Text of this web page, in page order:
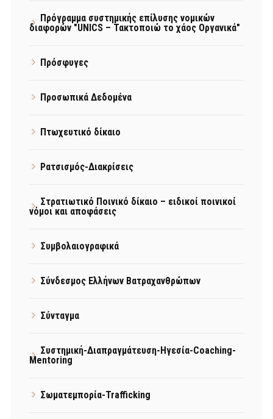
Πρόγραμμα συστημικής επίλυσης νομικών
διαφορών "UNICS – Τακτοποιώ το χάος Οργανικά"
Πρόσφυγες
Προσωπικά Δεδομένα
Πτωχευτικό δίκαιο
Ρατσισμός-Διακρίσεις
Στρατιωτικό Ποινικό δίκαιο – ειδικοί ποινικοί
νόμοι και αποφάσεις
Συμβολαιογραφικά
Σύνδεσμος Ελλήνων Βατραχανθρώπων
Σύνταγμα
Συστημική-Διαπραγμάτευση-Ηγεσία-Coaching-
Mentoring
Σωματεμπορία-Trafficking